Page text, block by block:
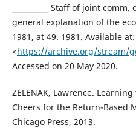
__________ Staff of joint
general explanation of the
1981, at 49. 1981. Available at:
<https://archive.org/stream/
Accessed on 20 May 2020.
ZELENAK, Lawrence.
Cheers for the Return-Based
Chicago Press, 2013.